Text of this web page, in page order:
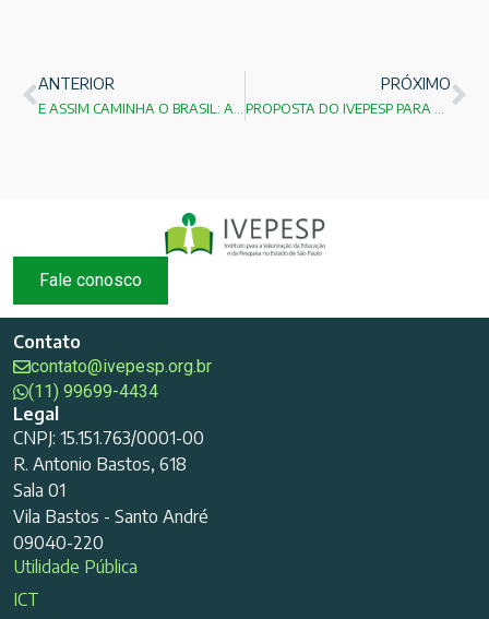
ANTERIOR PRÓXIMO
Fale conosco
Contato
contato@ivepesp.org.br
(11) 99699-4434
Legal
CNPJ: 15.151.763/0001-00
R. Antonio Bastos, 618
Sala 01
Vila Bastos - Santo André
09040-220
Utilidade Pública
ICT